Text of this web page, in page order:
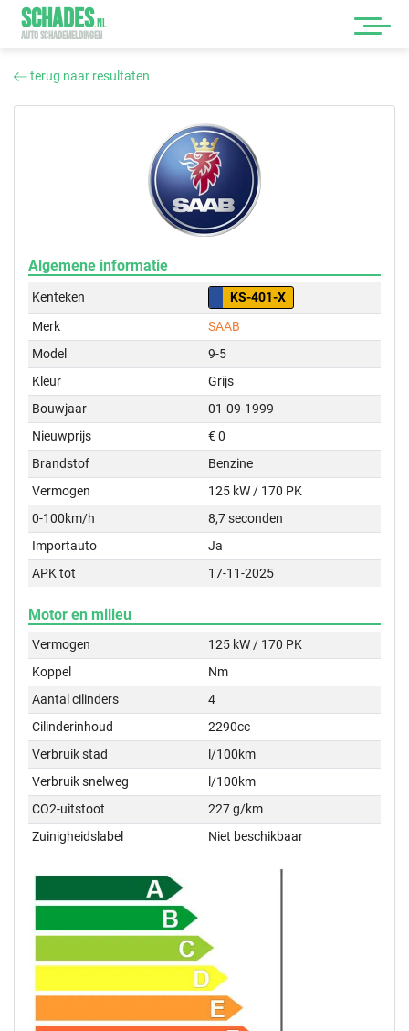
SCHADES.NL
AUTO SCHADEMELDINGEN
terug naar resultaten
Algemene informatie
Kenteken
KS-401-X
Merk
SAAB
Model
9-5
Kleur
Grijs
Bouwjaar
01-09-1999
Nieuwprijs
€ 0
Brandstof
Benzine
Vermogen
125 kW / 170 PK
0-100km/h
8,7 seconden
Importauto
Ja
APK tot
17-11-2025
Motor en milieu
Vermogen
125 kW / 170 PK
Koppel
Nm
Aantal cilinders
4
Cilinderinhoud
2290cc
Verbruik stad
l/100km
Verbruik snelweg
l/100km
CO2-uitstoot
227 g/km
Zuinigheidslabel
Niet beschikbaar